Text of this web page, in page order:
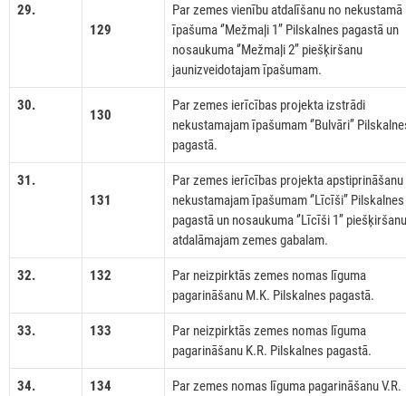
29.
129
Par zemes vienību atdalīšanu no nekustamā
īpašuma ‘’Mežmaļi 1’’ Pilskalnes pagastā un
nosaukuma ‘’Mežmaļi 2’’ piešķiršanu
jaunizveidotajam īpašumam.
30.
130
Par zemes ierīcības projekta izstrādi
nekustamajam īpašumam ‘’Bulvāri’’
pagastā.
31.
131
Par zemes ierīcības projekta apstiprināšanu
nekustamajam īpašumam ‘’Līcīši’’ Pilskalnes
pagastā un nosaukuma ‘’Līcīši 1’’ piešķiršanu
atdalāmajam zemes gabalam.
32. 132
Par neizpirktās zemes nomas līguma
pagarināšanu M.K. Pilskalnes pagastā.
33. 133
Par neizpirktās zemes nomas līguma
pagarināšanu K.R. Pilskalnes pagastā.
34. 134
Par zemes nomas līguma pagarināšanu V.R.